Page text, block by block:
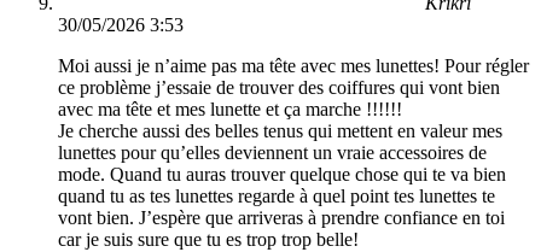
30/05/2026 3:53
Moi aussi je n’aime pas ma tête avec mes lunettes! Pour régler
ce problème j’essaie de trouver des coiffures qui vont bien
avec ma tête et mes lunette et ça marche !!!!!!
Je cherche aussi des belles tenus qui mettent en valeur mes
lunettes pour qu’elles deviennent un vraie accessoires de
mode. Quand tu auras trouver quelque chose qui te va bien
quand tu as tes lunettes regarde à quel point tes lunettes te
vont bien. J’espère que arriveras à prendre confiance en toi
car je suis sure que tu es trop trop belle!